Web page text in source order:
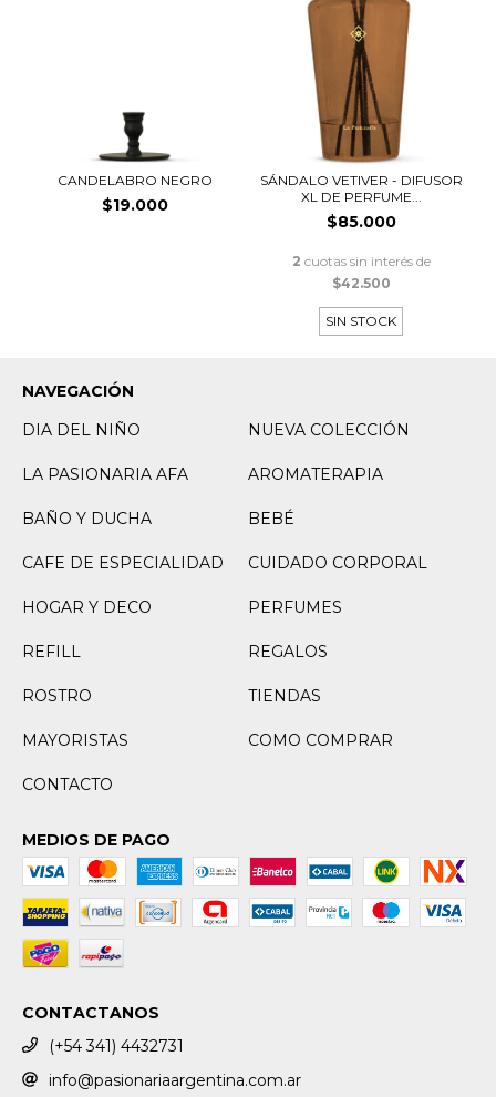
CANDELABRO NEGRO
$19.000
SÁNDALO VETIVER - DIFUSOR
XL DE PERFUME...
$85.000
2 cuotas sin interés de
$42.500
SIN STOCK
NAVEGACIÓN
DIA DEL NIÑO
NUEVA COLECCIÓN
LA PASIONARIA AFA AROMATERAPIA
BAÑO Y DUCHA BEBÉ
CAFE DE ESPECIALIDAD CUIDADO CORPORAL
HOGAR Y DECO PERFUMES
REFILL REGALOS
ROSTRO TIENDAS
MAYORISTAS COMO COMPRAR
CONTACTO
MEDIOS DE PAGO
CONTACTANOS
(+54 341) 4432731
info@pasionariaargentina.com.ar